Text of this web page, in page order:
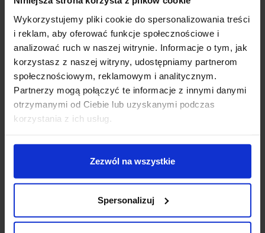
Wykorzystujemy pliki cookie do spersonalizowania treści
i reklam, aby oferować funkcje społecznościowe i
analizować ruch w naszej witrynie. Informacje o tym, jak
korzystasz z naszej witryny, udostępniamy partnerom
społecznościowym, reklamowym i analitycznym.
Partnerzy mogą połączyć te informacje z innymi danymi
otrzymanymi od Ciebie lub uzyskanymi podczas
korzystania z ich usług.
Zezwól na wszystkie
Spersonalizuj
Koszt dostawy
Zapytaj o produkt
Opis
LUCES ARROYOS LE44492to nowoczesna,
designerska lampa wisząca. Delikatność, design, sznyt.
Wykonana z najwyższej jakości metalu i szkła w dwóch
się z 7 szklanych elementów o różnych strukturach i
rozmiarach oraz na zmianę kolorach mlecznego i